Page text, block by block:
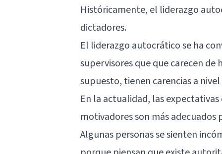
Históricamente, el liderazgo
dictadores.
El liderazgo autocrático se ha
supervisores que que carecen
supuesto, tienen carencias a
En la actualidad, las
motivadores son más
Algunas personas se sienten